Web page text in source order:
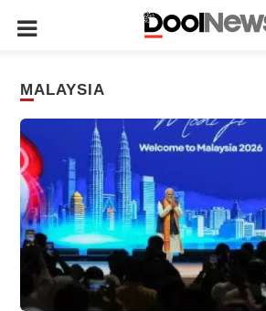
MALAYSIA